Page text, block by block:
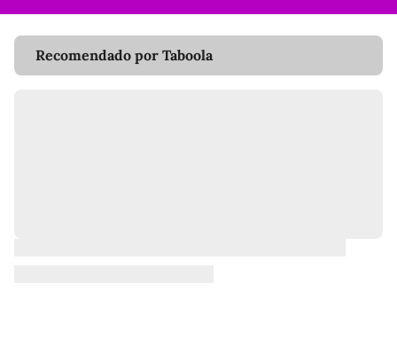
Recomendado por Taboola